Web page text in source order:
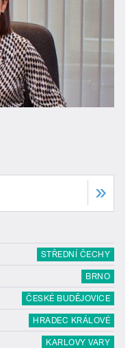
STŘEDNÍ ČECHY
BRNO
ČESKÉ BUDĚJOVICE
HRADEC KRÁLOVÉ
KARLOVY VARY